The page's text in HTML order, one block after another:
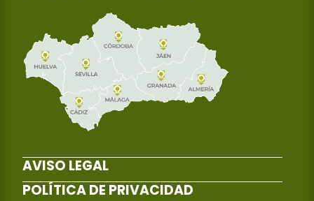
AVISO LEGAL
POLÍTICA DE PRIVACIDAD